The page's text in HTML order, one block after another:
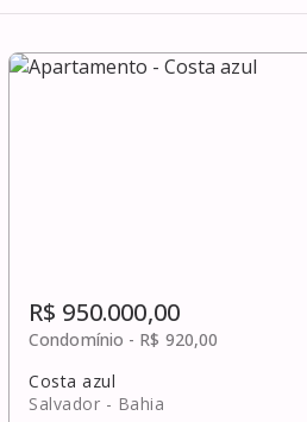
R$ 950.000,00
Condomínio - R$ 920,00
Costa azul
Salvador - Bahia